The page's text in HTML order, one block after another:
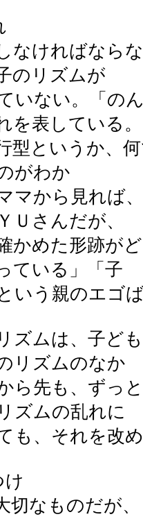
なければなら
のリズムが
いない。「
を表している。
型というか、
がわか
マから見れば
Ｕさんだが、
かめた形跡が
ている」「子
いう親のエゴ
ズムは、子ど
リズムのなか
ら先も、ずっ
ズムの乱れに
も、それを改
け
なものだが